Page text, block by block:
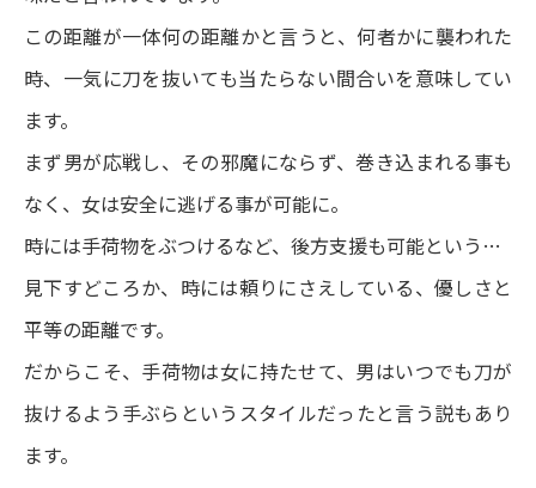
この距離が一体何の距離かと言うと、何者かに襲われた
時、一気に刀を抜いても当たらない間合いを意味してい
ます。
まず男が応戦し、その邪魔にならず、巻き込まれる事も
なく、女は安全に逃げる事が可能に。
時には手荷物をぶつけるなど、後方支援も可能という…
見下すどころか、時には頼りにさえしている、優しさと
平等の距離です。
だからこそ、手荷物は女に持たせて、男はいつでも刀が
抜けるよう手ぶらというスタイルだったと言う説もあり
ます。